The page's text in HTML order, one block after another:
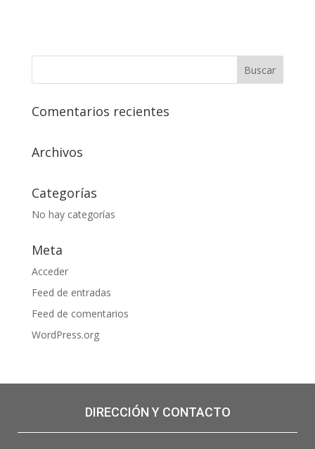
Comentarios recientes
Archivos
Categorías
No hay categorías
Meta
Acceder
Feed de entradas
Feed de comentarios
WordPress.org
DIRECCIÓN Y CONTACTO